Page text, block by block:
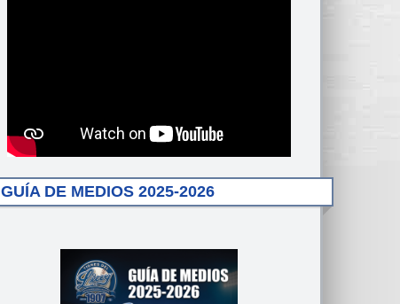
GUÍA DE MEDIOS 2025-2026